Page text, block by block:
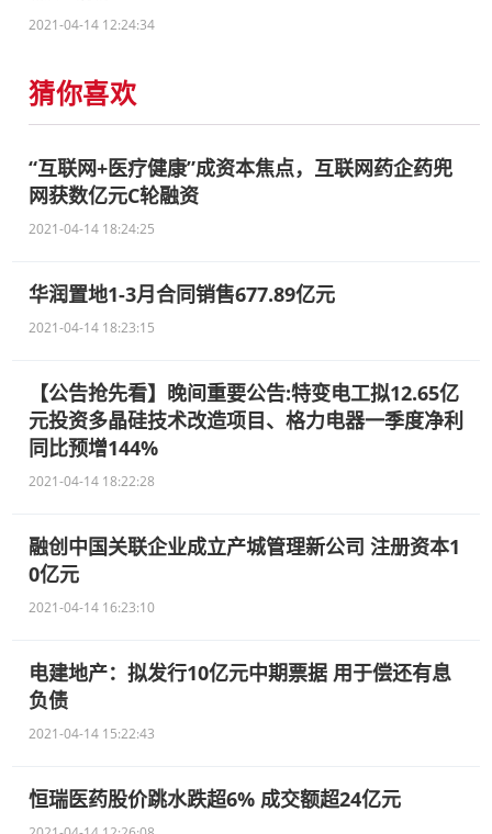
2021-04-14 12:24:34
猜你喜欢
“互联网+医疗健康”成资本焦点，互联网药企药兜
网获数亿元C轮融资
2021-04-14 18:24:25
华润置地1-3月合同销售677.89亿元
2021-04-14 18:23:15
【公告抢先看】晚间重要公告:特变电工拟12.65亿
元投资多晶硅技术改造项目、格力电器一季度净利
同比预增144%
2021-04-14 18:22:28
融创中国关联企业成立产城管理新公司 注册资本1
0亿元
2021-04-14 16:23:10
电建地产：拟发行10亿元中期票据 用于偿还有息
负债
2021-04-14 15:22:43
恒瑞医药股价跳水跌超6% 成交额超24亿元